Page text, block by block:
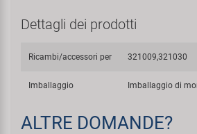
Dettagli dei prodotti
Ricambi/accessori per 321009,321030
Imballaggio Imballaggio di
ALTRE DOMANDE?